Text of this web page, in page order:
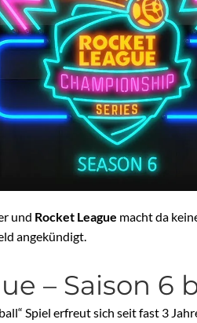
und Rocket League macht da
angekündigt.
– Saison 6
Spiel erfreut sich seit fast 3